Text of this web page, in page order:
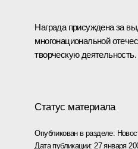
Награда присуждена за
многонациональной
творческую деятельность.
Статус материала
Опубликован в разделе:
Дата публикации: 27 января